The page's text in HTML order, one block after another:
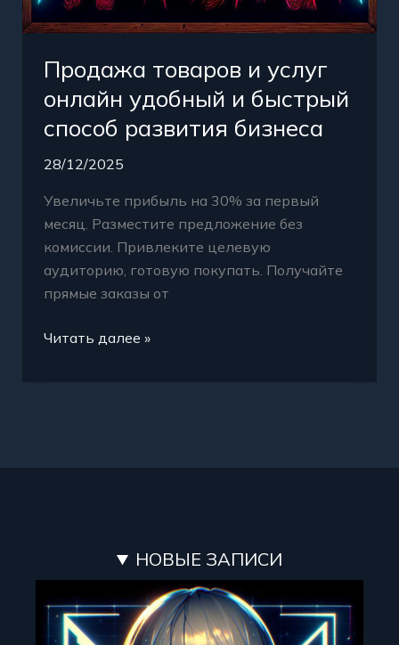
Продажа товаров и услуг
онлайн удобный и быстрый
способ развития бизнеса
28/12/2025
Увеличьте прибыль на 30% за первый
месяц. Разместите предложение без
комиссии. Привлеките целевую
аудиторию, готовую покупать. Получайте
прямые заказы от
Читать далее »
НОВЫЕ ЗАПИСИ